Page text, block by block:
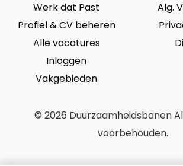
Werk dat Past
Profiel & CV beheren
Alle vacatures
Inloggen
Vakgebieden
Alg.
© 2026 Duurzaamheidsbanen
voorbehouden.